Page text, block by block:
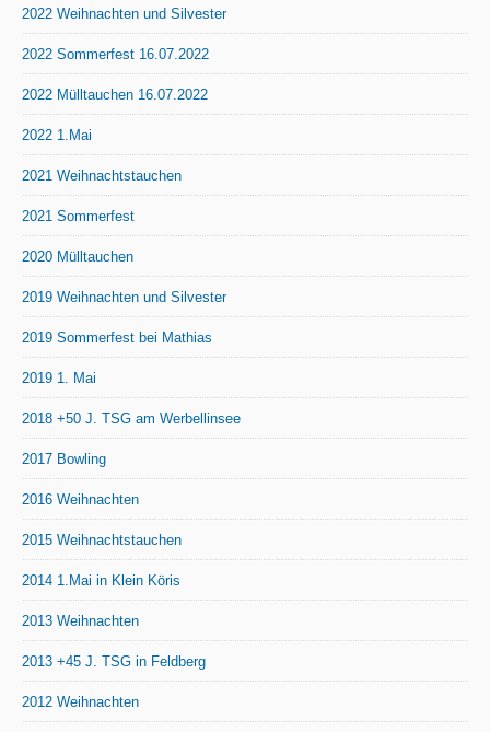
2022 Weihnachten und Silvester
2022 Sommerfest 16.07.2022
2022 Mülltauchen 16.07.2022
2022 1.Mai
2021 Weihnachtstauchen
2021 Sommerfest
2020 Mülltauchen
2019 Weihnachten und Silvester
2019 Sommerfest bei Mathias
2019 1. Mai
2018 +50 J. TSG am Werbellinsee
2017 Bowling
2016 Weihnachten
2015 Weihnachtstauchen
2014 1.Mai in Klein Köris
2013 Weihnachten
2013 +45 J. TSG in Feldberg
2012 Weihnachten